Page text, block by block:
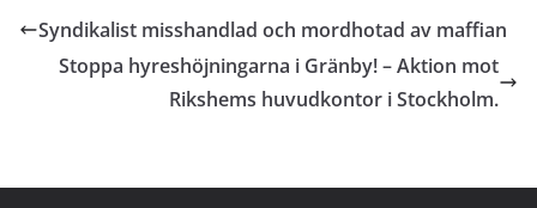
Syndikalist misshandlad och mordhotad av maffian
Stoppa hyreshöjningarna i Gränby! – Aktion mot
Rikshems huvudkontor i Stockholm.